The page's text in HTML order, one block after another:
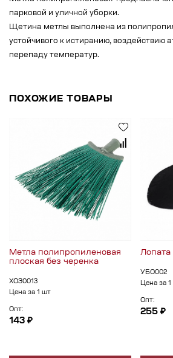
парковой и уличной уборки.
Щетина метлы выполнена из
устойчивого к истиранию, воздействию
перепаду температур.
ПОХОЖИЕ ТОВАРЫ
Метла полипропиленовая
плоская без черенка
ХОЗ0013
Цена за 1 шт
Опт:
143 ₽
Лопата
УБО002
Цена за 1
Опт:
255 ₽